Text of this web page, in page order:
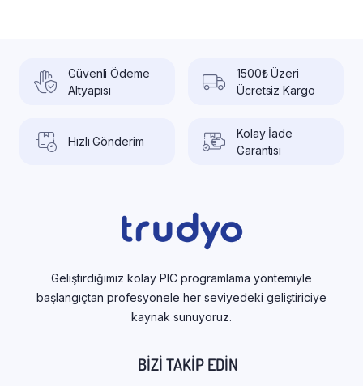
Güvenli Ödeme
Altyapısı
1500₺ Üzeri
Ücretsiz Kargo
Hızlı Gönderim
Kolay İade
Garantisi
Geliştirdiğimiz kolay PIC programlama yöntemiyle
başlangıçtan profesyonele her seviyedeki geliştiriciye
kaynak sunuyoruz.
BIZI TAKIP EDIN